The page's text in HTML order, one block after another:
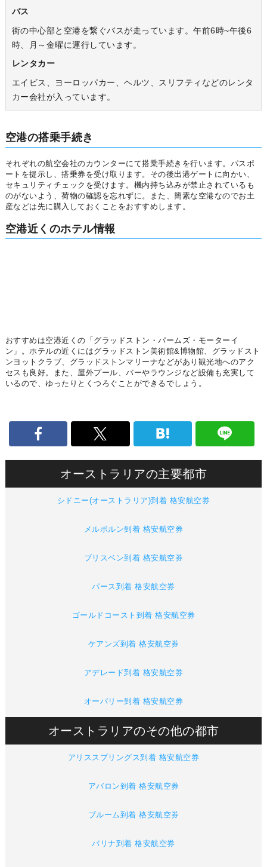
バス
街の中心部と空港を繋ぐバスが走っています。午前6時~午後6
時、月～金曜に運行しています。
レンタカー
エイビス、ヨーロッパカー、ヘルツ、スリフティなどのレンタ
カー会社が入っています。
空港の搭乗手続き
それぞれの航空会社のカウンターにて搭乗手続きを行います。パスポ
ートを提示し、搭乗券を受け取ります。その後出港ゲートに向かい、
セキュリティチェックを受けます。機内持ち込みが禁止されているも
のがないよう、荷物の確認を忘れずに。また、簡素な空港なのでお土
産などは先に購入しておくことをおすすめします。
空港近くのホテル情報
おすすめは空港近くの「グラッドストン・パームズ・モーターイ
ン」。ホテルの近くにはグラッドストン美術館&博物館、グラッドスト
ンヨットクラブ、グラッドストンマリーナなどがあり観光地へのアク
セスも良好。また、屋外プール、バーやラウンジなど設備も充実して
いるので、ゆったりとくつろぐことができるでしょう。
オーストラリアの主要都市
シドニー(オーストラリア)到着 格安航空券
メルボルン到着 格安航空券
ブリスベン到着 格安航空券
パース到着 格安航空券
ゴールドコースト到着 格安航空券
ケアンズ到着 格安航空券
アデレード到着 格安航空券
オーバリー到着 格安航空券
オーストラリアのその他の都市
アリススプリングス到着 格安航空券
アバロン到着 格安航空券
ブルーム到着 格安航空券
バリナ到着 格安航空券